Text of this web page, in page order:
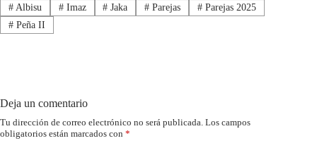
#Albisu #Imaz # Jaka # Parejas # Parejas 2025
#Peña II
Deja un comentario
Tu dirección de correo electrónico no será publicada. Los campos
obligatorios están marcados con *